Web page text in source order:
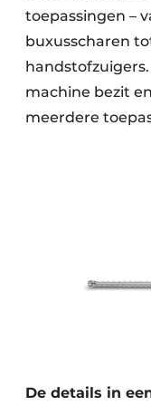
toepassingen –
buxusscharen
machine bezit
meerdere
De details in